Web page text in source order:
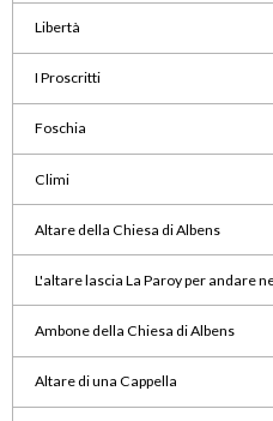
Libertà
I Proscritti
Foschia
Climi
Altare della Chiesa di Albens
L'altare lascia La Paroy per andare
Ambone della Chiesa di Albens
Altare di una Cappella